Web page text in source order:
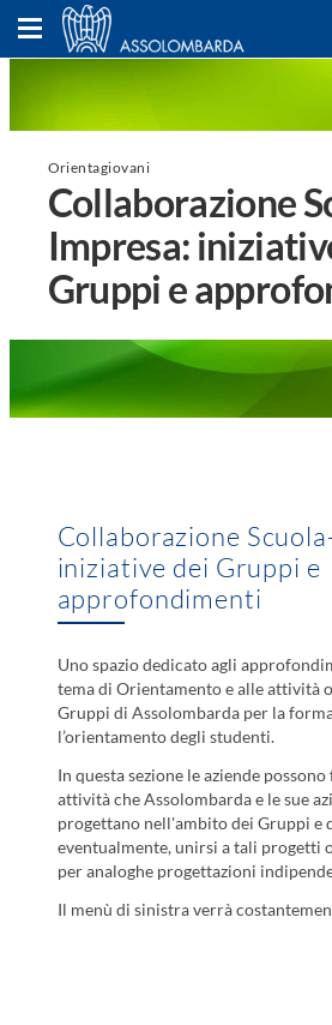
Orientagiovani
Collaborazione
Impresa:
Gruppi e
Collaborazione
iniziative dei Gruppi e
approfondimenti
Uno spazio dedicato agli
tema di Orientamento e alle attività
Gruppi di Assolombarda per la
l’orientamento degli studenti.
In questa sezione le aziende
attività che Assolombarda e le sue
progettano nell'ambito dei Gruppi e
eventualmente, unirsi a tali progetti
per analoghe progettazioni
Il menù di sinistra verrà